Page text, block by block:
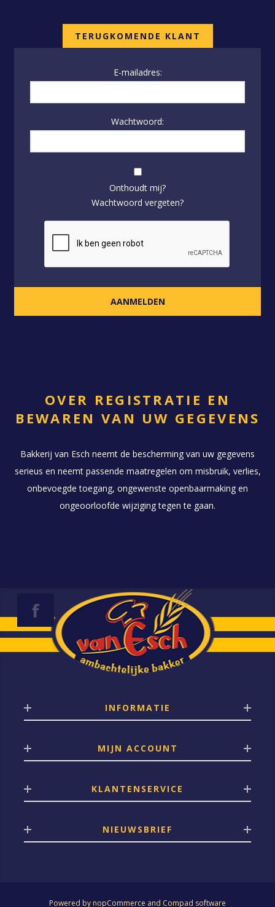
TERUGKOMENDE KLANT
E-mailadres:
Wachtwoord:
Onthoudt mij?
Wachtwoord vergeten?
OVER REGISTRATIE EN
BEWAREN VAN UW GEGEVENS
Bakkerij van Esch neemt de bescherming van uw gegevens
serieus en neemt passende maatregelen om misbruik, verlies,
onbevoegde toegang, ongewenste openbaarmaking en
ongeoorloofde wijziging tegen te gaan.
INFORMATIE
MIJN ACCOUNT
KLANTENSERVICE
NIEUWSBRIEF
Powered by nopCommerce and Compad software